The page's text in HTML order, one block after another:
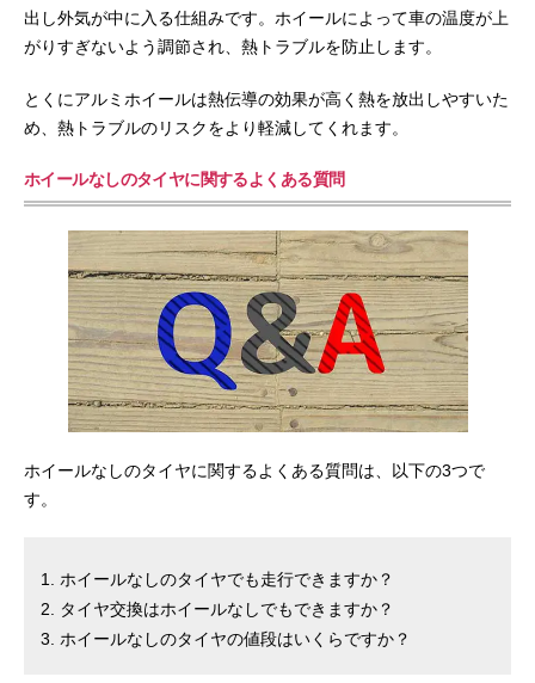
出し外気が中に入る仕組みです。ホイールによって車の温度が上
がりすぎないよう調節され、熱トラブルを防止します。
とくにアルミホイールは熱伝導の効果が高く熱を放出しやすいた
め、熱トラブルのリスクをより軽減してくれます。
ホイールなしのタイヤに関するよくある質問
ホイールなしのタイヤに関するよくある質問は、以下の3つで
す。
ホイールなしのタイヤでも走行できますか？
タイヤ交換はホイールなしでもできますか？
ホイールなしのタイヤの値段はいくらですか？